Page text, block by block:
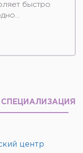
быстро
СПЕЦИАЛИЗАЦИЯ
центр